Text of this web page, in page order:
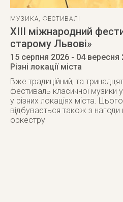
МУЗИКА, ФЕСТИВАЛІ
ХІІІ міжнародний
старому Львові»
15 серпня 2026 - 04 вересня
Різні локації міста
Вже традиційний, та
фестиваль класичної музики
у різних локаціях міста.
відбувається також з нагоди
оркестру